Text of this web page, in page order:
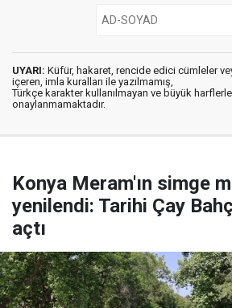
UYARI: Küfür, hakaret, rencide edici cümleler
içeren, imla kuralları ile yazılmamış,
Türkçe karakter kullanılmayan ve büyük
onaylanmamaktadır.
Konya Meram'ın simge
yenilendi: Tarihi Çay
açtı